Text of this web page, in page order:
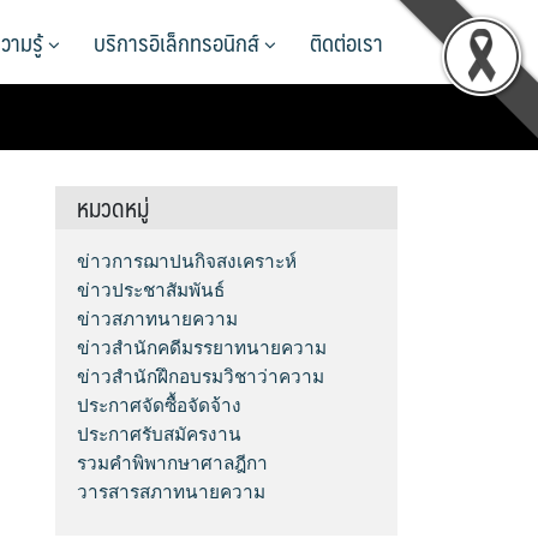
ามรู้ บริการอิเล็กทรอนิกส์ ติดต่อเรา
หมวดหมู่
ข่าวการฌาปนกิจสงเคราะห์
ข่าวประชาสัมพันธ์
ข่าวสภาทนายความ
ข่าวสำนักคดีมรรยาทนายความ
ข่าวสำนักฝึกอบรมวิชาว่าความ
ประกาศจัดซื้อจัดจ้าง
ประกาศรับสมัครงาน
รวมคำพิพากษาศาลฎีกา
วารสารสภาทนายความ